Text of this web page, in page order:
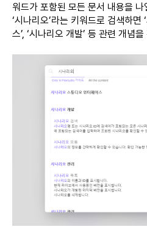
워드가 포함된 모든 문서 내용을
‘시나리오’라는 키워드로 검색하면
스’, ‘시나리오 개발’ 등 관련 개념